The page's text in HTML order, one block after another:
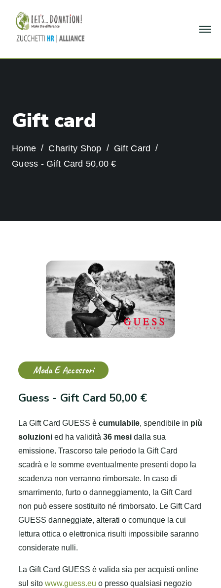
Gift card
Home Charity Shop
Gift Card
Guess - Gift Card 50,00 €
Moda E Accessori
Guess - Gift Card 50,00 €
La Gift Card GUESS ècumulabile, spendibile in più
soluzioni ed ha validità36 mesi dalla sua
emissione. Trascorso tale periodo la Gift Card
scadrà e le somme eventualmente presenti dopo la
scadenza non verranno rimborsate. In caso di
smarrimento, furto o danneggiamento, la Gift Card
non può essere sostituito né rimborsato. Le Gift Card
GUESS danneggiate, alterati o comunque la cui
lettura ottica o elettronica risulti impossibile saranno
considerate nulli.
La Gift Card GUESS è valida sia per acquisti online
sul sitowww.guess.eu o presso qualsiasi negozio